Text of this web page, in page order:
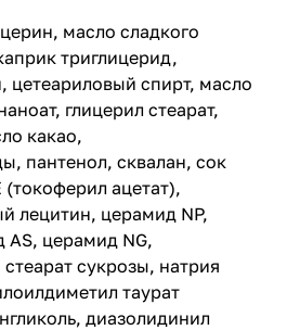
масло сладкого
триглицерид,
цетеариловый спирт, масло
глицерил стеарат,
какао,
пантенол, сквалан, сок
ацетат),
лецитин, церамид NP,
AS, церамид NG,
сукрозы, натрия
таурат
диазолидинил